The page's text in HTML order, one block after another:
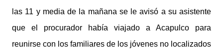
las 11 y media de la mañana se le avisó a su asistente
que el procurador había viajado a Acapulco para
reunirse con los familiares de los jóvenes no localizados